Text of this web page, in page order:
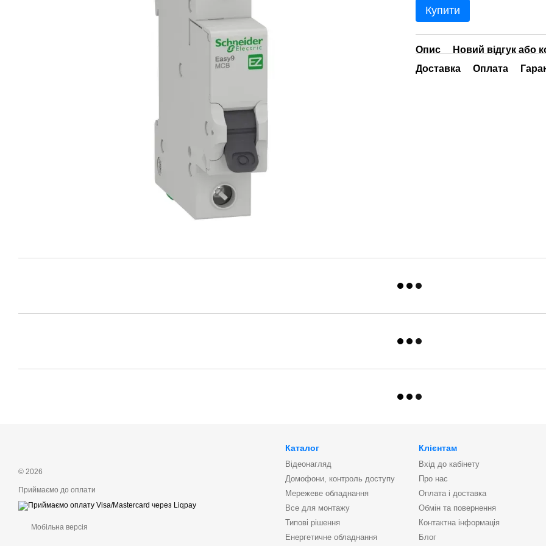
Купити
Опис
Новий відгук або
Доставка
Оплата
© 2026
Приймаємо до оплати
Мобільна версія
Каталог
Відеонагляд
Домофони, контроль доступу
Мережеве обладнання
Все для монтажу
Типові рішення
Енергетичне обладнання
Клієнтам
Вхід до кабінету
Про нас
Оплата і доставка
Обмін та повернення
Контактна інформація
Блог